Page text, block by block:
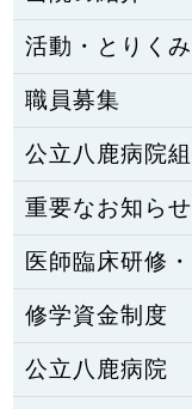
活動・とりくみ
職員募集
公立八鹿病院
重要なお知らせ
医師臨床研修
修学資金制度
公立八鹿病院